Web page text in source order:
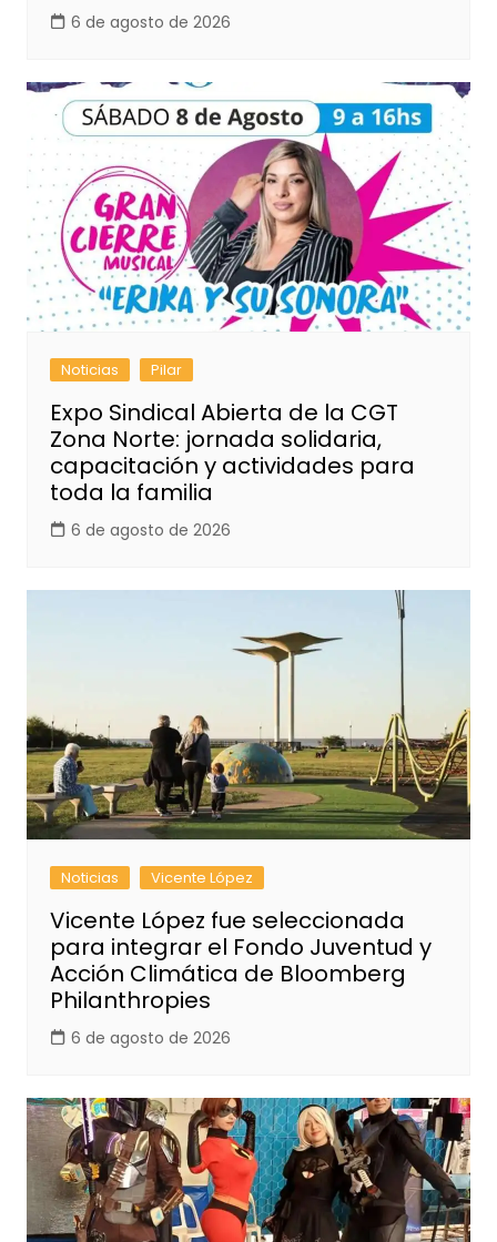
6 de agosto de 2026
Noticias Pilar
Expo Sindical Abierta de la CGT
Zona Norte: jornada solidaria,
capacitación y actividades para
toda la familia
6 de agosto de 2026
Noticias Vicente López
Vicente López fue seleccionada
para integrar el Fondo Juventud y
Acción Climática de Bloomberg
Philanthropies
6 de agosto de 2026